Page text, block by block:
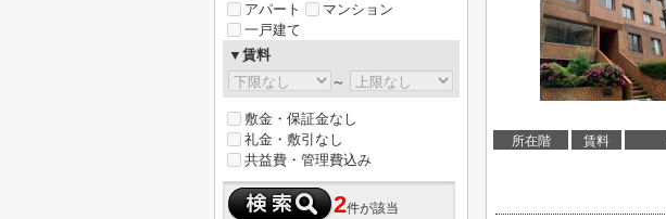
所在階 賃料
アパート
マンション
一戸建て
▼賃料
～
敷金・保証金なし
礼金・敷引なし
共益費・管理費込み
2件が該当